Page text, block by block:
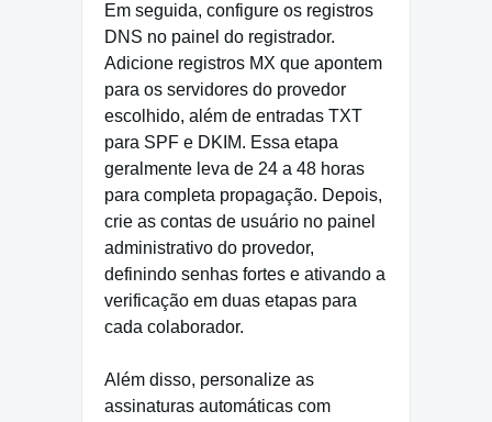
Em seguida, configure os registros
DNS no painel do registrador.
Adicione registros MX que apontem
para os servidores do provedor
escolhido, além de entradas TXT
para SPF e DKIM. Essa etapa
geralmente leva de 24 a 48 horas
para completa propagação. Depois,
crie as contas de usuário no painel
administrativo do provedor,
definindo senhas fortes e ativando a
verificação em duas etapas para
cada colaborador.
Além disso, personalize as
assinaturas automáticas com